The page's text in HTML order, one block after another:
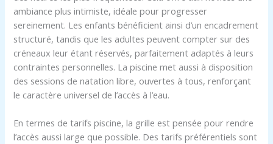
ambiance plus intimiste, idéale pour progresser
sereinement. Les enfants bénéficient ainsi d’un encadrement
structuré, tandis que les adultes peuvent compter sur des
créneaux leur étant réservés, parfaitement adaptés à leurs
contraintes personnelles. La piscine met aussi à disposition
des sessions de natation libre, ouvertes à tous, renforçant
le caractère universel de l’accès à l’eau.
En termes de tarifs piscine, la grille est pensée pour rendre
l’accès aussi large que possible. Des tarifs préférentiels sont